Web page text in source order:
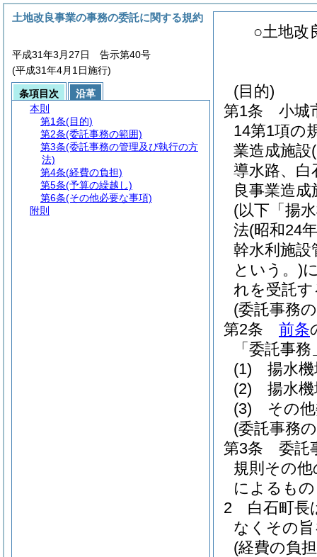
○土地改
(目的)
第1条
小城
14第1項の
業造成施設
導水路、白
良事業造成
(以下「揚
法(昭和24
幹水利施設
という。)
れを受託す
(委託事務
第2条
前条
「委託事
(1)
揚水
(2)
揚水
(3)
その
(委託事務
第3条
委託
規則その他
によるも
2
白石町長
なくその
(経費の負
土地改良事業の事務の委託に関する規約
平成31年3月27日 告示第40号
(平成31年4月1日施行)
条項目次
沿革
本則
第1条(目的)
第2条(委託事務の範囲)
第3条(委託事務の管理及び執行の方
法)
第4条(経費の負担)
第5条(予算の繰越し)
第6条(その他必要な事項)
附則